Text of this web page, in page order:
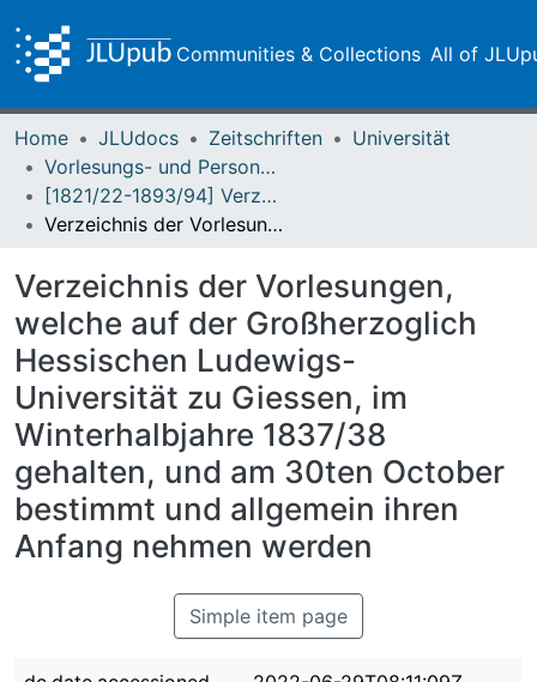
Communities & Collections All of
Home JLUdocs Zeitschriften
Universität
Vorlesungs- und Personalverzeichnis / Justus-Liebig-Universität Gießen
[1821/22-1893/94] Verzeichniß der Vorlesungen / Großherzoglich Hessische Universität zu Giessen
Verzeichnis der Vorlesungen, welche auf der Großherzoglich Hessischen Ludewigs-Universität zu Giessen, im Winterhalbjahre 1837/38 gehalten, und am 30ten October bestimmt und allgemein ihren Anfang nehmen werden
Verzeichnis der Vorlesungen,
welche auf der Großherzoglich
Hessischen Ludewigs-
Universität zu Giessen, im
Winterhalbjahre 1837/38
gehalten, und am 30ten October
bestimmt und allgemein ihren
Anfang nehmen werden
Simple item page